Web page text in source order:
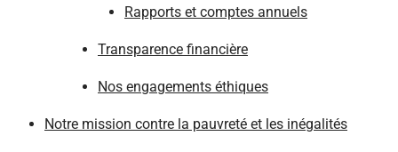
Rapports et comptes annuels
Transparence financière
Nos engagements éthiques
Notre mission contre la pauvreté et les inégalités